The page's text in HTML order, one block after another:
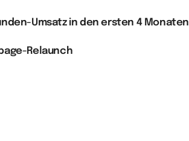
Umsatz in den ersten 4 Monaten
Relaunch